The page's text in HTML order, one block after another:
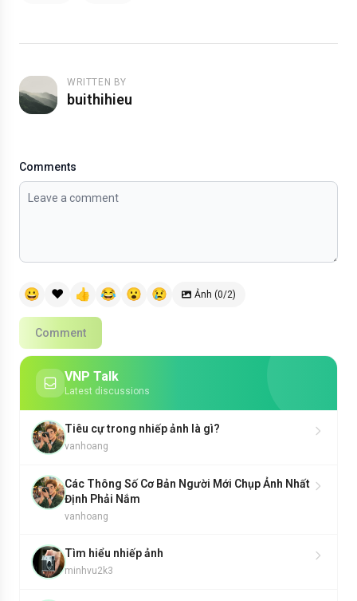
WRITTEN BY
buithihieu
Comments
😀 ❤️ 👍 😂 😮 😢 Ảnh (0/2)
Comment
VNP Talk
Latest discussions
Tiêu cự trong nhiếp ảnh là gì?
vanhoang
Các Thông Số Cơ Bản Người Mới Chụp Ảnh Nhất
Định Phải Nắm
vanhoang
Tìm hiểu nhiếp ảnh
minhvu2k3